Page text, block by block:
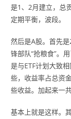
是1、2月建立，总
定期平衡，波段。
然后是A股。首先
锋部队“抢粮食”。
是与ETF计划大致
些，收益率占总资
些收益。加起来一
基本上就是这样。